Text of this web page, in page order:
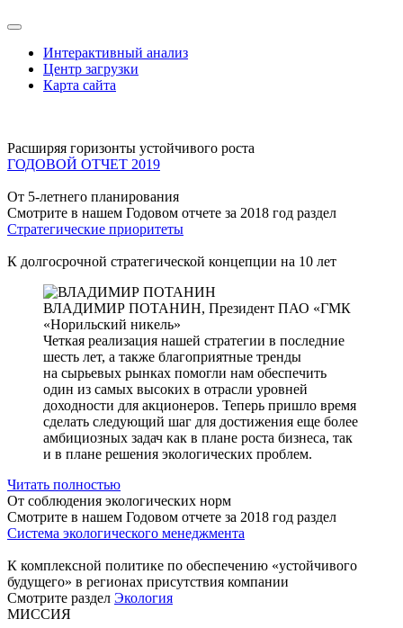
Интерактивный анализ
Центр загрузки
Карта сайта
Расширяя горизонты устойчивого роста
ГОДОВОЙ ОТЧЕТ 2019
От 5-летнего планирования
Смотрите в нашем Годовом отчете за 2018 год раздел
Стратегические приоритеты
К долгосрочной стратегической концепции на 10 лет
ВЛАДИМИР ПОТАНИН, Президент ПАО «ГМК
«Норильский никель»
Четкая реализация нашей стратегии в последние
шесть лет, а также благоприятные тренды
на сырьевых рынках помогли нам обеспечить
один из самых высоких в отрасли уровней
доходности для акционеров. Теперь пришло время
сделать следующий шаг для достижения еще более
амбициозных задач как в плане роста бизнеса, так
и в плане решения экологических проблем.
Читать полностью
От соблюдения экологических норм
Смотрите в нашем Годовом отчете за 2018 год раздел
Система экологического менеджмента
К комплексной политике по обеспечению «устойчивого
будущего» в регионах присутствия компании
Смотрите раздел Экология
МИССИЯ